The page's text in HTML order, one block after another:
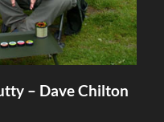
– Dave Chilton